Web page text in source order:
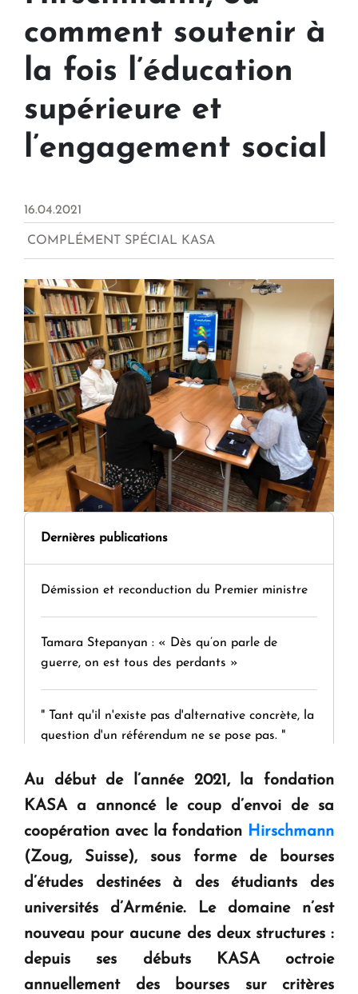
comment soutenir à
la fois l’éducation
supérieure et
l’engagement social
16.04.2021
COMPLÉMENT SPÉCIAL KASA
Dernières publications
Démission et reconduction du Premier ministre
Tamara Stepanyan : « Dès qu’on parle de
guerre, on est tous des perdants »
" Tant qu'il n'existe pas d'alternative concrète, la
question d'un référendum ne se pose pas. "
KASA : 30 ans d'audace, de résilience et d'avenir
en Arménie
Le premier hôtel Hyatt Regency d'Arménie
ouvrira ses portes à Dilijan
Au début de l’année 2021, la fondation
KASA a annoncé le coup d’envoi de sa
coopération avec la fondation Hirschmann
(Zoug, Suisse), sous forme de bourses
d’études destinées à des étudiants des
universités d’Arménie. Le domaine n’est
nouveau pour aucune des deux structures :
depuis ses débuts KASA octroie
annuellement des bourses sur critères